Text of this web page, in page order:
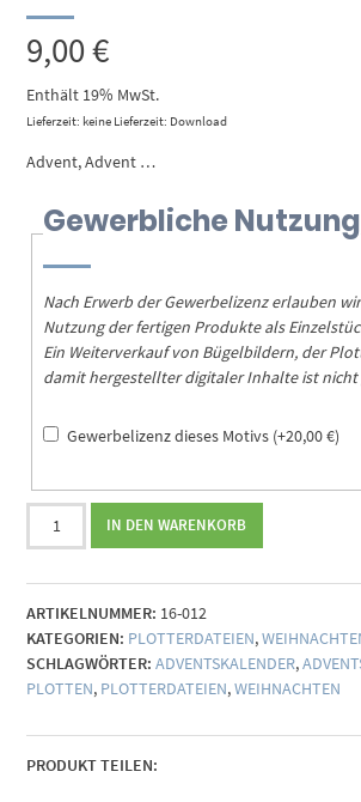
9,00€
Enthält 19% MwSt.
Lieferzeit: keine Lieferzeit: Download
Advent, Advent …
Gewerbliche Nutzung
Nach Erwerb der Gewerbelizenz erlauben
Nutzung der fertigen Produkte als
Ein Weiterverkauf von Bügelbildern, der
damit hergestellter digitaler Inhalte ist
Gewerbelizenz dieses Motivs (+20,00€)
Plotterdatei
Adventskalenderzahlen
(Sortiment)
Menge
IN DEN WARENKORB
ARTIKELNUMMER: 16-012
KATEGORIEN: PLOTTERDATEIEN,
SCHLAGWÖRTER: ADVENTSKALENDER,
PLOTTEN, PLOTTERDATEIEN,WEIHNACHTEN
PRODUKT TEILEN: